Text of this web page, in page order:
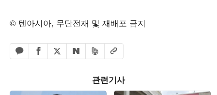
© 텐아시아, 무단전재 및 재배포 금지
카카오톡 공유하기
페이스북 공유하기
엑스 공유하기
네이버 공유하기
밴드 공유하기
URL복사
관련기사